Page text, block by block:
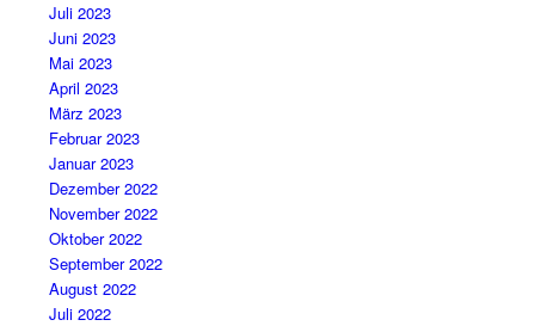
Juli 2023
Juni 2023
Mai 2023
April 2023
März 2023
Februar 2023
Januar 2023
Dezember 2022
November 2022
Oktober 2022
September 2022
August 2022
Juli 2022